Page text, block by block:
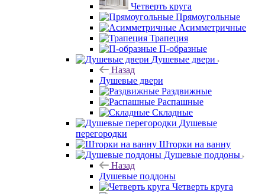
Четверть круга
Прямоугольные
Асимметричные
Трапеция
П-образные
Душевые двери
Назад
Душевые двери
Раздвижные
Распашные
Складные
Душевые
перегородки
Шторки на ванну
Душевые поддоны
Назад
Душевые поддоны
Четверть круга